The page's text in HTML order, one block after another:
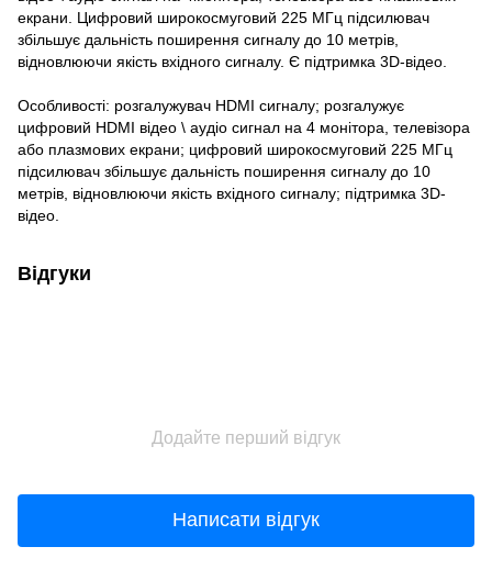
екрани. Цифровий широкосмуговий 225 МГц підсилювач
збільшує дальність поширення сигналу до 10 метрів,
відновлюючи якість вхідного сигналу. Є підтримка 3D-відео.
Особливості: розгалужувач HDMI сигналу; розгалужує
цифровий HDMI відео \ аудіо сигнал на 4 монітора, телевізора
або плазмових екрани; цифровий широкосмуговий 225 МГц
підсилювач збільшує дальність поширення сигналу до 10
метрів, відновлюючи якість вхідного сигналу; підтримка 3D-
відео.
Відгуки
Додайте перший відгук
Написати відгук